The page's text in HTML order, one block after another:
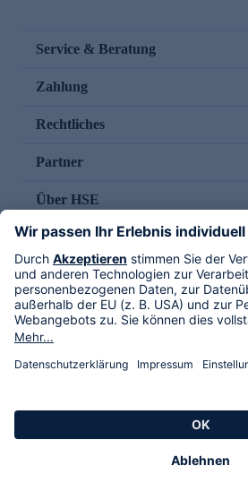
Service & Beratung
Zahlung
Rechtliches
Partner
Über HSE
Im TV
HSE International